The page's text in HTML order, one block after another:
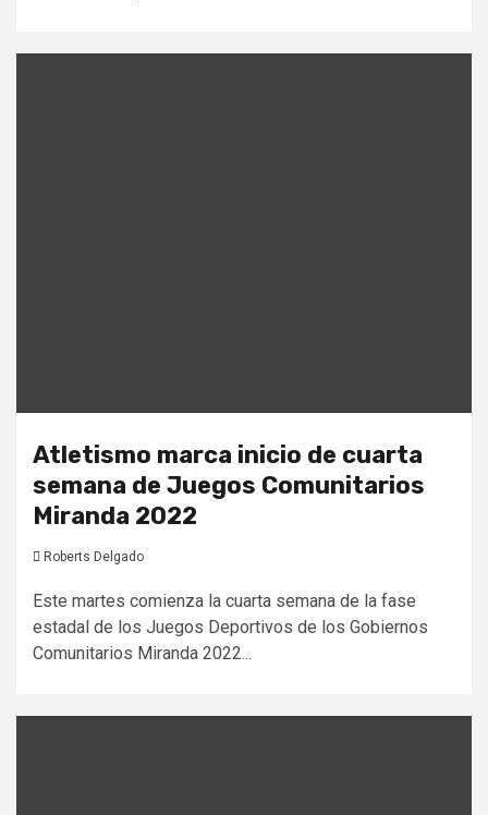
Atletismo marca inicio de cuarta
semana de Juegos Comunitarios
Miranda 2022
Roberts Delgado
Este martes comienza la cuarta semana de la fase
estadal de los Juegos Deportivos de los Gobiernos
Comunitarios Miranda 2022...